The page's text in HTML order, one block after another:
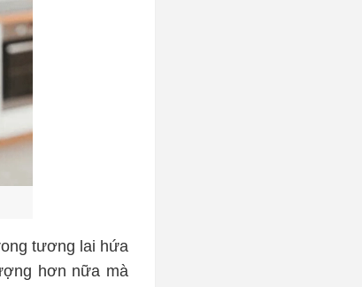
tương lai hứa
hơn nữa mà